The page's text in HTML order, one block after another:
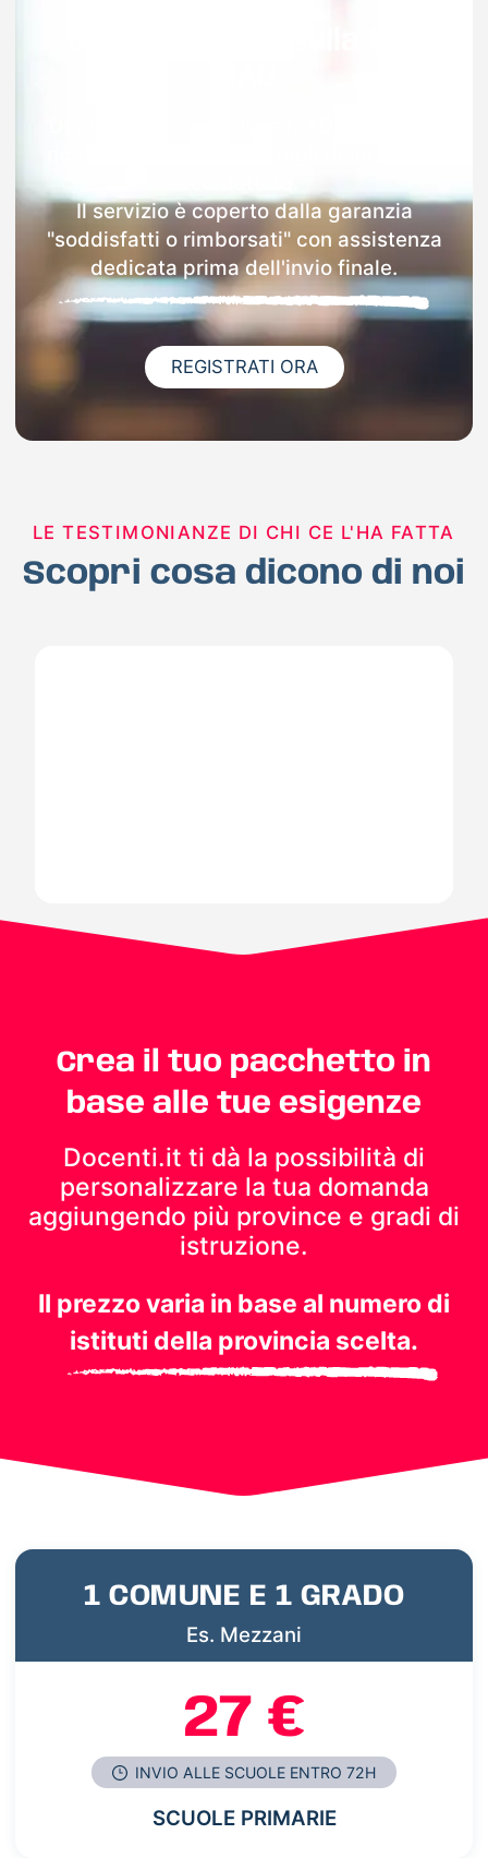
Il servizio è coperto dalla garanzia
"soddisfatti o rimborsati" con assistenza
dedicata prima dell'invio finale.
REGISTRATI ORA
LE TESTIMONIANZE DI CHI CE L'HA FATTA
Scopri cosa dicono di noi
Crea il tuo pacchetto in
base alle tue esigenze
Docenti.it ti dà la possibilità di
personalizzare la tua domanda
aggiungendo più province e gradi di
istruzione.
Il prezzo varia in base al numero di
istituti della provincia scelta.
1 COMUNE E 1 GRADO
Es. Mezzani
27 €
INVIO ALLE SCUOLE ENTRO 72H
SCUOLE PRIMARIE